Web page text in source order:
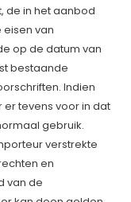
de in het aanbod
van
op de datum van
bestaande
Indien
tevens voor in dat
gebruik.
verstrekte
en
van de